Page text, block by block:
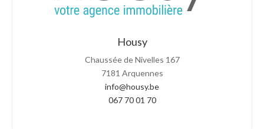
Housy
Chaussée de Nivelles 167
7181 Arquennes
info@housy.be
067 70 01 70